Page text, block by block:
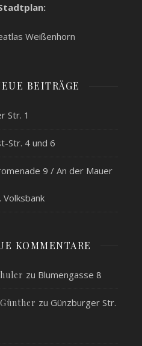
BEITRÄGE
Str. 1
Str. 4 und 6
9 / An der Mauer
Volksbank
KOMMENTARE
zu Blumengasse 8
zu Günzburger Str.